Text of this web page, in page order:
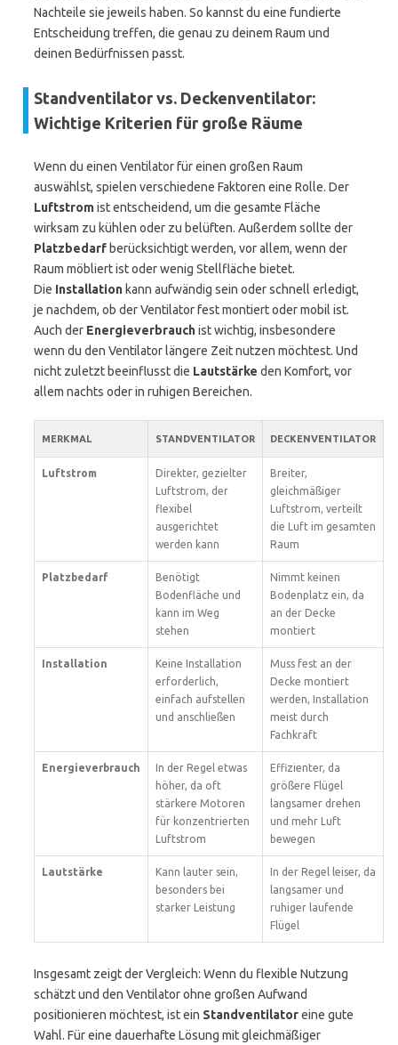
Nachteile sie jeweils haben. So kannst du eine fundierte
Entscheidung treffen, die genau zu deinem Raum und
deinen Bedürfnissen passt.
Standventilator vs. Deckenventilator:
Wichtige Kriterien für große Räume
Wenn du einen Ventilator für einen großen Raum
auswählst, spielen verschiedene Faktoren eine Rolle. Der
Luftstromist entscheidend, um die gesamte Fläche
wirksam zu kühlen oder zu belüften. Außerdem sollte der
Platzbedarf berücksichtigt werden, vor allem, wenn der
Raum möbliert ist oder wenig Stellfläche bietet.
Die Installation kann aufwändig sein oder schnell erledigt,
je nachdem, ob der Ventilator fest montiert oder mobil ist.
Auch der Energieverbrauchist wichtig, insbesondere
wenn du den Ventilator längere Zeit nutzen möchtest. Und
nicht zuletzt beeinflusst die Lautstärke den Komfort, vor
allem nachts oder in ruhigen Bereichen.
MERKMAL STANDVENTILATOR DECKENVENTILATOR
Luftstrom
Direkter, gezielter
Luftstrom, der
flexibel
ausgerichtet
werden kann
Breiter,
gleichmäßiger
Luftstrom, verteilt
die Luft im gesamten
Raum
Platzbedarf
Benötigt
Bodenfläche und
kann im Weg
stehen
Nimmt keinen
Bodenplatz ein, da
an der Decke
montiert
Installation
Keine Installation
erforderlich,
einfach aufstellen
und anschließen
Muss fest an der
Decke montiert
werden, Installation
meist durch
Fachkraft
Energieverbrauch
In der Regel etwas
höher, da oft
stärkere Motoren
für konzentrierten
Luftstrom
Effizienter, da
größere Flügel
langsamer drehen
und mehr Luft
bewegen
Lautstärke
Kann lauter sein,
besonders bei
starker Leistung
In der Regel leiser, da
langsamer und
ruhiger laufende
Flügel
Insgesamt zeigt der Vergleich: Wenn du flexible Nutzung
schätzt und den Ventilator ohne großen Aufwand
positionieren möchtest, ist ein Standventilatoreine gute
Wahl. Für eine dauerhafte Lösung mit gleichmäßiger